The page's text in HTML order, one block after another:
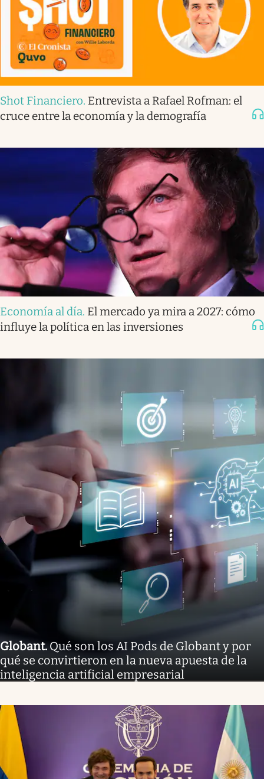
Shot Financiero. Entrevista a Rafael Rofman: el
cruce entre la economía y la demografía
Economía al día. El mercado ya mira a 2027: cómo
influye la política en las inversiones
Globant.Qué son los AI Pods de Globant y por
qué se convirtieron en la nueva apuesta de la
inteligencia artificial empresarial